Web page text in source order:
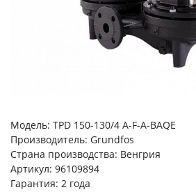
Модель: TPD 150-130/4 A-F-A-BAQE
Производитель: Grundfos
Страна производства: Венгрия
Артикул: 96109894
Гарантия: 2 года